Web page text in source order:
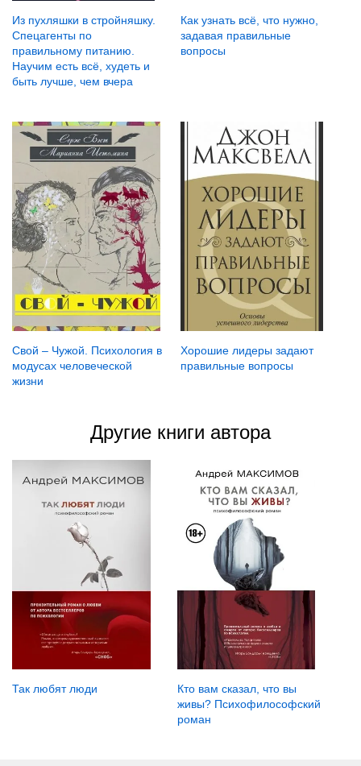
Из пухляшки в стройняшку.
Спецагенты по
правильному питанию.
Научим есть всё, худеть и
быть лучше, чем вчера
Как узнать всё, что нужно,
задавая правильные
вопросы
Свой – Чужой. Психология в
модусах человеческой
жизни
Хорошие лидеры задают
правильные вопросы
Другие книги автора
Так любят люди
Кто вам сказал, что вы
живы? Психофилософский
роман